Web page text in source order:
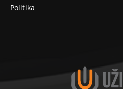
Politika